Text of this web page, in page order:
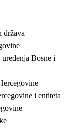
država
Bosne i
i entiteta